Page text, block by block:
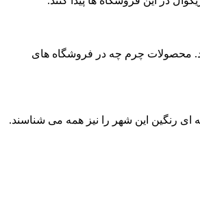
محصولات چرم چه در فروشگاه های
رنگین این شهر را نیز همه می شناسند.